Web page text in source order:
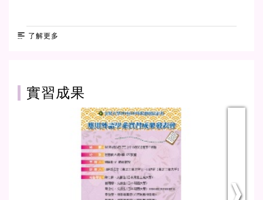
了解更多
實習成果